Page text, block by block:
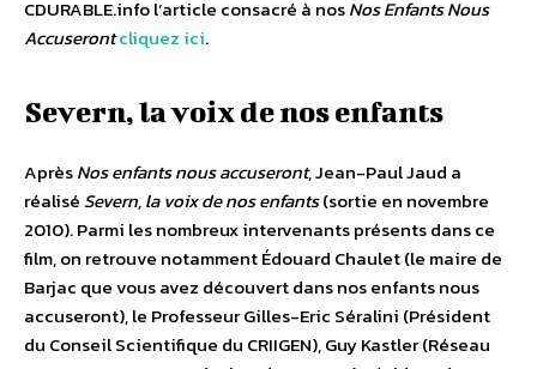
CDURABLE.info l’article consacré à nosNos Enfants Nous
Accuserontcliquez ici.
Severn, la voix de nos enfants
AprèsNos enfants nous accuseront, Jean-Paul Jaud a
réalisé Severn, la voix de nos enfants(sortie en novembre
2010). Parmi les nombreux intervenants présents dans ce
film, on retrouve notamment Édouard Chaulet (le maire de
Barjac que vous avez découvert dans nos enfants nous
accuseront), le Professeur Gilles-Eric Séralini (Président
du Conseil Scientifique du CRIIGEN), Guy Kastler (Réseau